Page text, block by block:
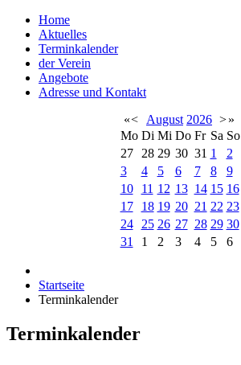
Home
Aktuelles
Terminkalender
der Verein
Angebote
Adresse und Kontakt
«< August 2026 >»
Mo Di Mi Do Fr Sa So
27
28 29 30 31 1
2
3
4 5 6 7 8
9
10
11 12 13 14 15 16
17
18 19 20 21 22 23
24
25 26 27 28 29 30
31
1 2 3 4 5 6
Startseite
Terminkalender
Terminkalender